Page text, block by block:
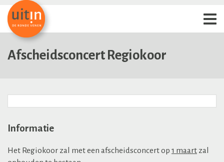
Afscheidsconcert Regiokoor
Informatie
Het Regiokoor zal met een afscheidsconcert op 1 maart zal